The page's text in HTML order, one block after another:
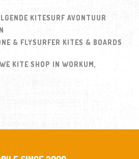
KITESURF AVONTUUR
& FLYSURFER KITES & BOARDS
KITE SHOP IN WORKUM,